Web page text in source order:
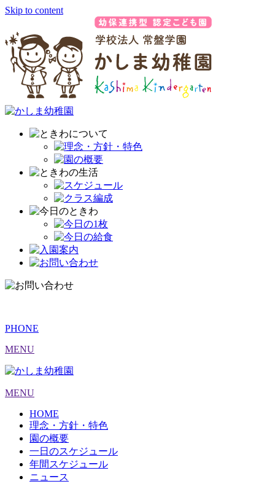
Skip to content
PHONE
MENU
MENU
HOME
理念・方針・特色
園の概要
一日のスケジュール
年間スケジュール
ニュース